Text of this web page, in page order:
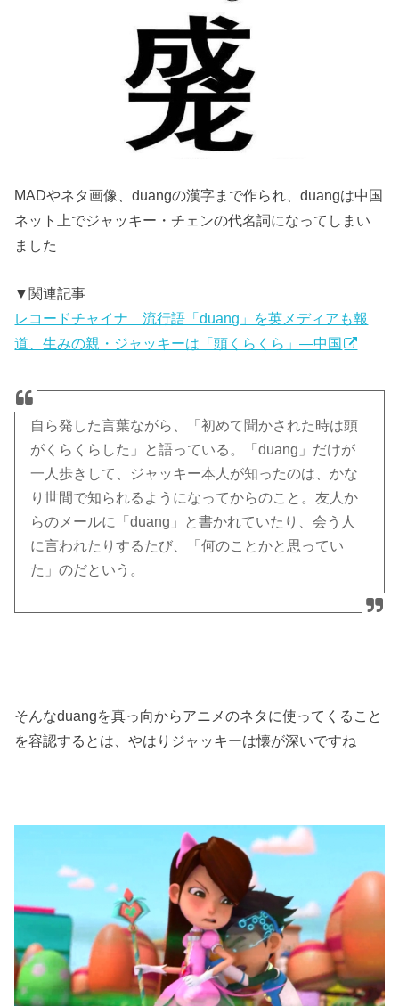
MADやネタ画像、duangの漢字まで作られ、duangは中国
ネット上でジャッキー・チェンの代名詞になってしまい
ました
▼関連記事
レコードチャイナ 流行語「duang」を英メディアも報
道、生みの親・ジャッキーは「頭くらくら」―中国
自ら発した言葉ながら、「初めて聞かされた時は頭
がくらくらした」と語っている。「duang」だけが
一人歩きして、ジャッキー本人が知ったのは、かな
り世間で知られるようになってからのこと。友人か
らのメールに「duang」と書かれていたり、会う人
に言われたりするたび、「何のことかと思ってい
た」のだという。
そんなduangを真っ向からアニメのネタに使ってくること
を容認するとは、やはりジャッキーは懐が深いですね